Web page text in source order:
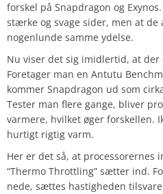
forskel på Snapdragon og
stærke og svage sider, men at de
nogenlunde samme ydelse.
Nu viser det sig imidlertid, at der
Foretager man en Antutu
kommer Snapdragon ud som
Tester man flere gange, bliver
varmere, hvilket øger forskellen.
hurtigt rigtig varm.
Her er det så, at processorernes
“Thermo Throttling” sætter ind.
nede, sættes hastigheden